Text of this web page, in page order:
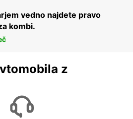
vedno najdete pravo
kombi.
z